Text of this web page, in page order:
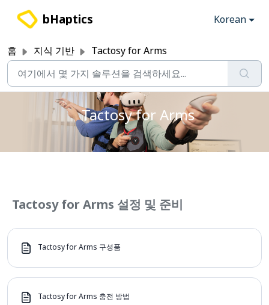
bHaptics Korean
홈 지식 기반 Tactosy for Arms
Tactosy for Arms
Tactosy for Arms 설정 및 준비
Tactosy for Arms 구성품
Tactosy for Arms 충전 방법